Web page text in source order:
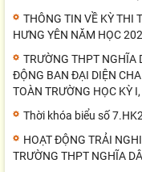
THÔNG TIN VỀ KỲ THI
HƯNG YÊN NĂM HỌC
TRƯỜNG THPT NGHĨA
ĐỘNG BAN ĐẠI DIỆN
TOÀN TRƯỜNG HỌC KỲ
Thời khóa biểu số
HOẠT ĐỘNG TRẢI
TRƯỜNG THPT NGHĨA